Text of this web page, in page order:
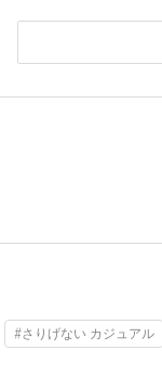
のオリジナル開発商
を中心に支持を集
れています。
※商品に「取り扱い
場合は、使用前に必
※商品画像は、光の
り、実際の色味と異
※商品の色味の目安
店舗へお問い合わ
品名：●NW
Width 55cm
#さりげない カジュアル